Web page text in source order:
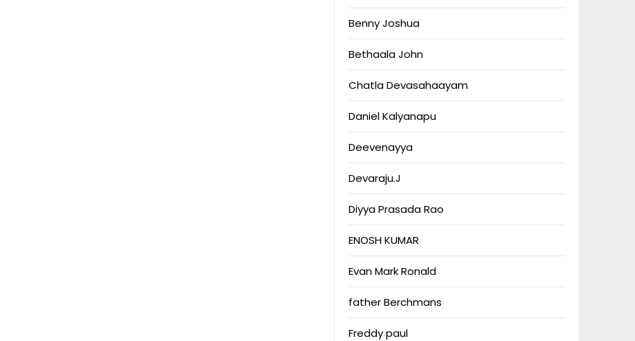
Benny Joshua
Bethaala John
Chatla Devasahaayam
Daniel Kalyanapu
Deevenayya
Devaraju.J
Diyya Prasada Rao
ENOSH KUMAR
Evan Mark Ronald
father Berchmans
Freddy paul